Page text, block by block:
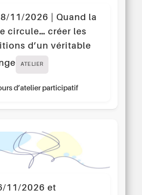
11/2026 | Quand la
circule… créer les
d’un véritable
ATELIER
d’atelier participatif
11/2026 et